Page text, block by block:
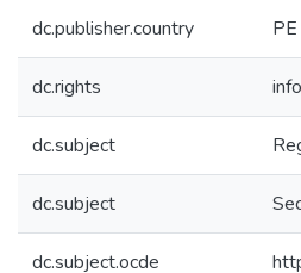
dc.publisher.country PE
dc.rights
dc.subject
dc.subject
dc.subject.ocde